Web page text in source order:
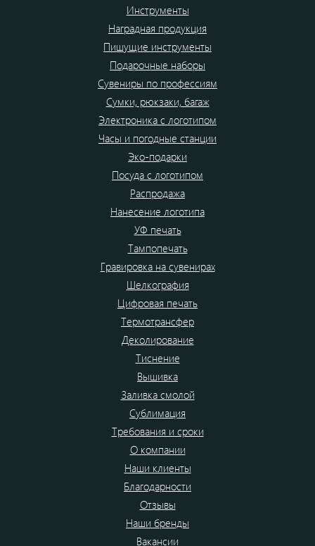
Инструменты
Наградная продукция
Пишущие инструменты
Подарочные наборы
Сувениры по профессиям
Сумки, рюкзаки, багаж
Электроника с логотипом
Часы и погодные станции
Эко-подарки
Посуда с логотипом
Распродажа
Нанесение логотипа
УФ печать
Тампопечать
Гравировка на сувенирах
Шелкография
Цифровая печать
Термотрансфер
Деколирование
Тиснение
Вышивка
Заливка смолой
Сублимация
Требования и сроки
О компании
Наши клиенты
Благодарности
Отзывы
Наши бренды
Вакансии